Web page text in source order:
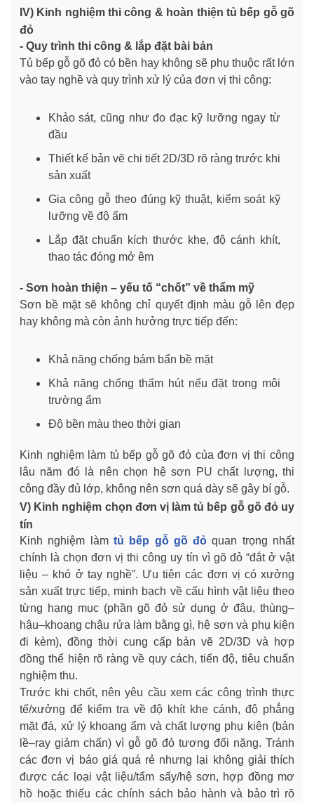
IV) Kinh nghiệm thi công & hoàn thiện tủ bếp gỗ gõ
đỏ
- Quy trình thi công & lắp đặt bài bản
Tủ bếp gỗ gõ đỏ có bền hay không sẽ phụ thuộc rất lớn
vào tay nghề và quy trình xử lý của đơn vị thi công:
Khảo sát, cũng như đo đạc kỹ lưỡng ngay từ
đầu
Thiết kế bản vẽ chi tiết 2D/3D rõ ràng trước khi
sản xuất
Gia công gỗ theo đúng kỹ thuật, kiểm soát kỹ
lưỡng về độ ẩm
Lắp đặt chuẩn kích thước khe, độ cánh khít,
thao tác đóng mở êm
- Sơn hoàn thiện – yếu tố “chốt” về thẩm mỹ
Sơn bề mặt sẽ không chỉ quyết định màu gỗ lên đẹp
hay không mà còn ảnh hưởng trực tiếp đến:
Khả năng chống bám bẩn bề mặt
Khả năng chống thấm hút nếu đặt trong môi
trường ẩm
Độ bền màu theo thời gian
Kinh nghiệm làm tủ bếp gỗ gõ đỏ của đơn vị thi công
lâu năm đó là nên chọn hệ sơn PU chất lượng, thi
công đầy đủ lớp, không nên sơn quá dày sẽ gây bí gỗ.
V) Kinh nghiệm chọn đơn vị làm tủ bếp gỗ gõ đỏ uy
tín
Kinh nghiệm làm tủ bếp gỗ gõ đỏ quan trọng nhất
chính là chọn đơn vị thi công uy tín vì gõ đỏ “đắt ở vật
liệu – khó ở tay nghề”. Ưu tiên các đơn vị có xưởng
sản xuất trực tiếp, minh bạch về cấu hình vật liệu theo
từng hạng mục (phần gõ đỏ sử dụng ở đâu, thùng–
hậu–khoang chậu rửa làm bằng gì, hệ sơn và phụ kiện
đi kèm), đồng thời cung cấp bản vẽ 2D/3D và hợp
đồng thể hiện rõ ràng về quy cách, tiến độ, tiêu chuẩn
nghiệm thu.
Trước khi chốt, nên yêu cầu xem các công trình thực
tế/xưởng để kiểm tra về độ khít khe cánh, độ phẳng
mặt đá, xử lý khoang ẩm và chất lượng phụ kiện (bản
lề–ray giảm chấn) vì gỗ gõ đỏ tương đối nặng. Tránh
các đơn vị báo giá quá rẻ nhưng lại không giải thích
được các loại vật liệu/tẩm sấy/hệ sơn, hợp đồng mơ
hồ hoặc thiếu các chính sách bảo hành và bảo trì rõ